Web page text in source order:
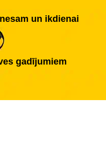
un ikdienai
gadījumiem